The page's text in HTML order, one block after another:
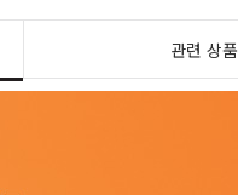
관련 상품